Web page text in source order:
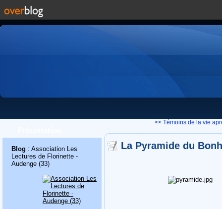
Blog : Association Les
Lectures de Florinette -
Audenge (33)
<< Témoins de la vie
La Pyramide du